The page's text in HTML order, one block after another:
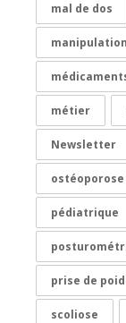
mal de dos
manipulation
métier
Newsletter
ostéoporose
pédiatrique
prise de
scoliose